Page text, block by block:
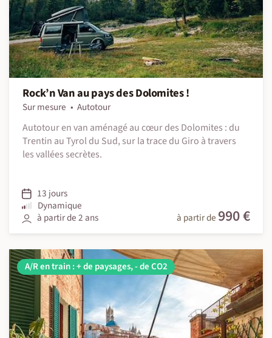
Rock’n Van au pays des Dolomites !
Sur mesure
Autotour
Autotour en van aménagé au cœur des Dolomites : du
Trentin au Tyrol du Sud, sur la trace du Giro à travers
les vallées secrètes.
13 jours
Dynamique
à partir de 2 ans
à partir de 990 €
A/R en train : + de paysages, - de CO2